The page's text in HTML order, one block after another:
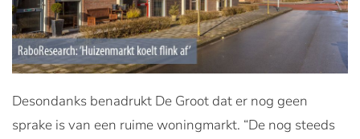
Desondanks benadrukt De Groot dat er nog geen
sprake is van een ruime woningmarkt. “De nog steeds